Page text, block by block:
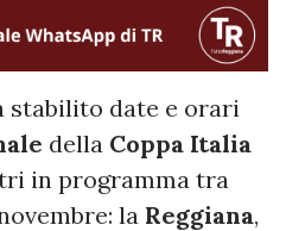
stabilito date e orari
della Coppa Italia
in programma tra
la Reggiana,